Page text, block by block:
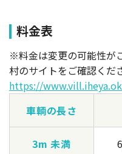
料金表
※料金は変更の可能性が
村のサイトをご確認くだ
https://
車輌の長さ
3m 未満